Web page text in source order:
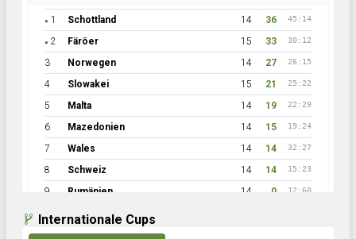
● 1 Schottland 14 36 45:14
● 2 Färöer 15 33 30:12
3 Norwegen 14 27 26:15
4 Slowakei 15 21 25:22
5 Malta 14 19 22:29
6 Mazedonien 14 15 19:24
7 Wales 14 14 32:27
8 Schweiz 14 14 15:23
9 Rumänien 14 0 12:60
Internationale Cups